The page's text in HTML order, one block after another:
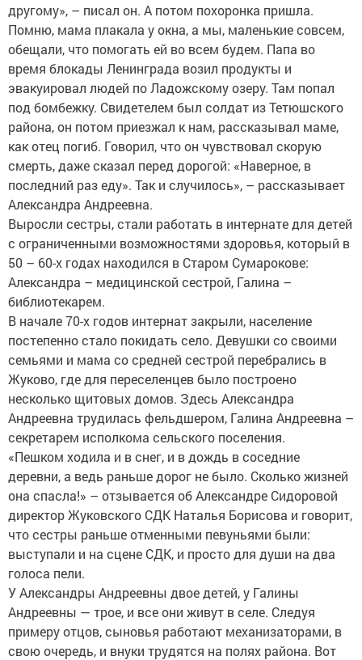
другому», – писал он. А потом похоронка пришла.
Помню, мама плакала у окна, а мы, маленькие совсем,
обещали, что помогать ей во всем будем. Папа во
время блокады Ленинграда возил продукты и
эвакуировал людей по Ладожскому озеру. Там попал
под бомбежку. Свидетелем был солдат из Тетюшского
района, он потом приезжал к нам, рассказывал маме,
как отец погиб. Говорил, что он чувствовал скорую
смерть, даже сказал перед дорогой: «Наверное, в
последний раз еду». Так и случилось», – рассказывает
Александра Андреевна.
Выросли сестры, стали работать в интернате для детей
с ограниченными возможностями здоровья, который в
50 – 60-х годах находился в Старом Сумарокове:
Александра – медицинской сестрой, Галина –
библиотекарем.
В начале 70-х годов интернат закрыли, население
постепенно стало покидать село. Девушки со своими
семьями и мама со средней сестрой перебрались в
Жуково, где для переселенцев было построено
несколько щитовых домов. Здесь Александра
Андреевна трудилась фельдшером, Галина Андреевна –
секретарем исполкома сельского поселения.
«Пешком ходила и в снег, и в дождь в соседние
деревни, а ведь раньше дорог не было. Сколько жизней
она спасла!» – отзывается об Александре Сидоровой
директор Жуковского СДК Наталья Борисова и говорит,
что сестры раньше отменными певуньями были:
выступали и на сцене СДК, и просто для души на два
голоса пели.
У Александры Андреевны двое детей, у Галины
Андреевны — трое, и все они живут в селе. Следуя
примеру отцов, сыновья работают механизаторами, в
свою очередь, и внуки трудятся на полях района. Вот